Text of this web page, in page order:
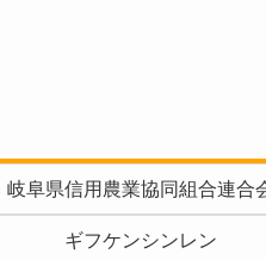
岐阜県信用農業協同組合連合
ギフケンシンレン